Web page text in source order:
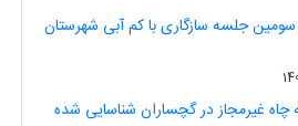
سومین جلسه سازگاری با کم آبی شهرستان
چاه غیرمجاز در گچساران شناسایی شده